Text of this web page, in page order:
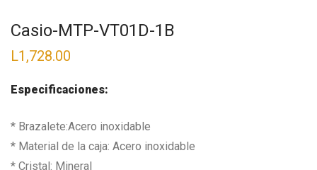
Casio-MTP-VT01D-1B
L1,728.00
Especificaciones:
* Brazalete:Acero inoxidable
* Material de la caja: Acero inoxidable
* Cristal: Mineral